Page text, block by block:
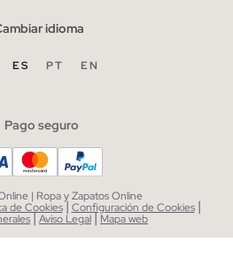
idioma
ES PT EN
Pago seguro
| Ropa y Zapatos Online
de Cookies| Configuración de Cookies |
|Aviso Legal| Mapa web